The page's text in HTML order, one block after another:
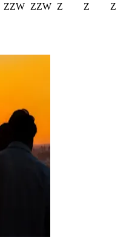
ZZW ZZW Z Z Z